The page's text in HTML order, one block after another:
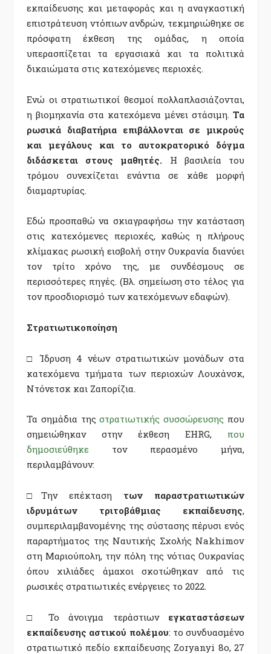
εκπαίδευσης και μεταφοράς και η αναγκαστική
επιστράτευση ντόπιων ανδρών, τεκμηριώθηκε σε
πρόσφατη έκθεση της ομάδας, η οποία
υπερασπίζεται τα εργασιακά και τα πολιτικά
δικαιώματα στις κατεχόμενες περιοχές.
Ενώ οι στρατιωτικοί θεσμοί πολλαπλασιάζονται,
η βιομηχανία στα κατεχόμενα μένει στάσιμη. Τα
ρωσικά διαβατήρια επιβάλλονται σε μικρούς
και μεγάλους και το αυτοκρατορικό δόγμα
διδάσκεται στους μαθητές. Η βασιλεία του
τρόμου συνεχίζεται ενάντια σε κάθε μορφή
διαμαρτυρίας.
Εδώ προσπαθώ να σκιαγραφήσω την κατάσταση
στις κατεχόμενες περιοχές, καθώς η πλήρους
κλίμακας ρωσική εισβολή στην Ουκρανία διανύει
τον τρίτο χρόνο της, με συνδέσμους σε
περισσότερες πηγές. (Βλ. σημείωση στο τέλος για
τον προσδιορισμό των κατεχόμενων εδαφών).
Στρατιωτικοποίηση
□ Ίδρυση 4 νέων στρατιωτικών μονάδων στα
κατεχόμενα τμήματα των περιοχών Λουχάνσκ,
Ντόνετσκ και Ζαπορίζια.
Τα σημάδια τηςστρατιωτικής συσσώρευσης που
σημειώθηκαν στην έκθεση EHRG, που
δημοσιεύθηκε τον περασμένο μήνα,
περιλαμβάνουν:
□Την επέκταση των παραστρατιωτικών
ιδρυμάτων τριτοβάθμιας εκπαίδευσης,
συμπεριλαμβανομένης της σύστασης πέρυσι ενός
παραρτήματος της Ναυτικής Σχολής Nakhimov
στη Μαριούπολη, την πόλη της νότιας Ουκρανίας
όπου χιλιάδες άμαχοι σκοτώθηκαν από τις
ρωσικές στρατιωτικές ενέργειες το 2022.
□ Το άνοιγμα τεράστιων εγκαταστάσεων
εκπαίδευσης αστικού πολέμου: το συνδυασμένο
στρατιωτικό πεδίο εκπαίδευσης Zoryanyi 8ο, 27